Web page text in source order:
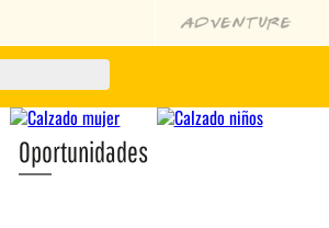
Oportunidades